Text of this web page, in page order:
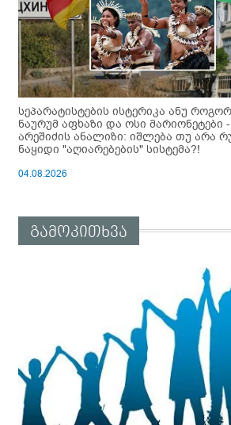
სეპარატისტების ისტერიკა ანუ
ნაურუმ აფხაზი და ოსი მარიონეტები -
არეშიძის ანალიზი: იშლება თუ არა
ნაყიდი "აღიარებების" სისტემა?!
04.08.2026
გამოკითხვა